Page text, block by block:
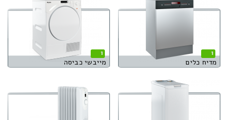
1
מדיח כלים
1
מייבשי כביסה